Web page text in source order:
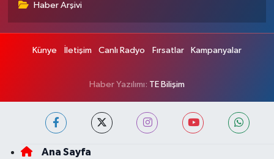
Haber Arşivi
Künye İletişim Canlı Radyo Fırsatlar Kampanyalar
Haber Yazılımı: TE Bilişim
Ana Sayfa